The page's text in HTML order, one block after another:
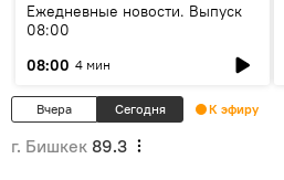
Ежедневные новости. Выпуск
08:00
08:00 4 мин
Вчера Сегодня К эфиру
г. Бишкек 89.3